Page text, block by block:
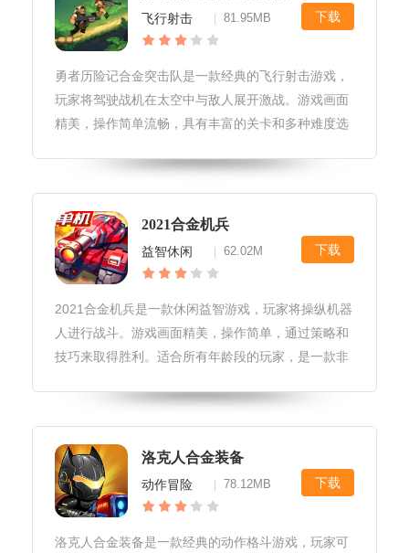
飞行射击 81.95MB 下载
勇者历险记合金突击队是一款经典的飞行射击游戏，
玩家将驾驶战机在太空中与敌人展开激战。游戏画面
精美，操作简单流畅，具有丰富的关卡和多种难度选
来的敌机，解锁更多强大的战机，挑战更高难度的关
卡。好的，以下是您要求的文章格
2021合金机兵
益智休闲 62.02M 下载
2021合金机兵是一款休闲益智游戏，玩家将操纵机器
人进行战斗。游戏画面精美，操作简单，通过策略和
技巧来取得胜利。适合所有年龄段的玩家，是一款非
游戏玩法：2021合金机兵采用了独特的游戏玩法，将
角色扮演和策略战
洛克人合金装备
动作冒险 78.12MB 下载
洛克人合金装备是一款经典的动作格斗游戏，玩家可